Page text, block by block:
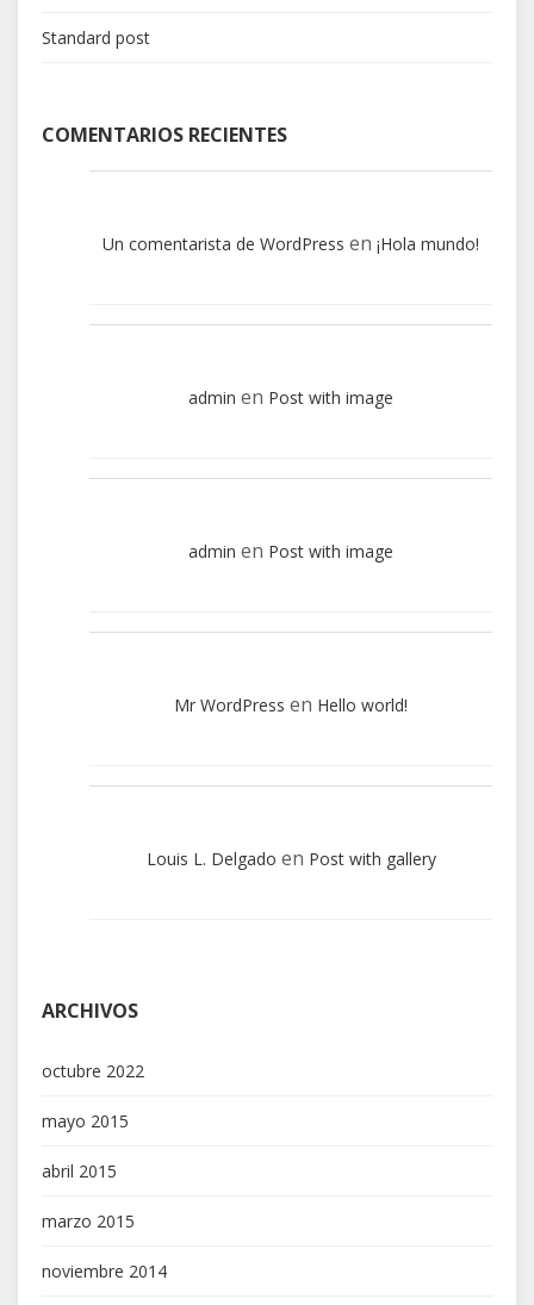
Standard post
COMENTARIOS RECIENTES
Un comentarista de WordPress en ¡Hola mundo!
admin en Post with image
admin en Post with image
Mr WordPress en Hello world!
Louis L. Delgado en Post with gallery
ARCHIVOS
octubre 2022
mayo 2015
abril 2015
marzo 2015
noviembre 2014